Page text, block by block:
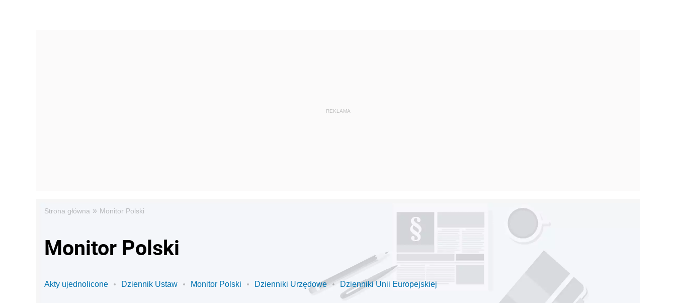
Strona główna » Monitor Polski
Monitor Polski
Akty ujednolicone Dziennik Ustaw Monitor Polski Dzienniki Urzędowe Dzienniki Unii Europejskiej